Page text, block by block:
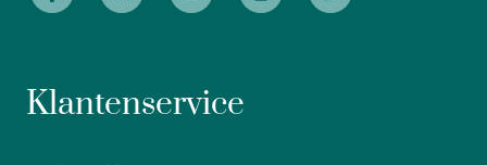
Klantenservice